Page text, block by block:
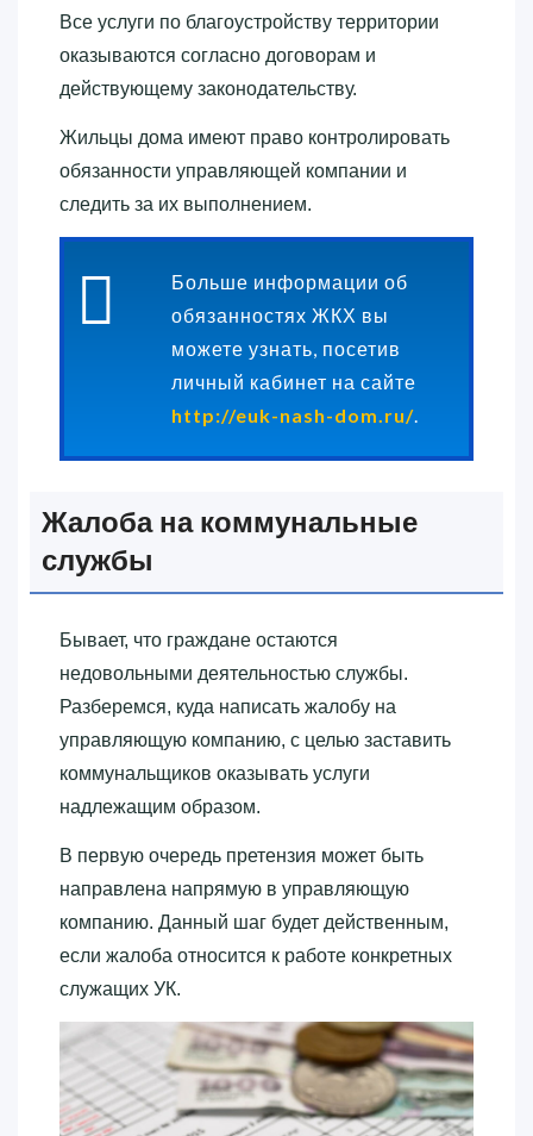
Все услуги по благоустройству территории
оказываются согласно договорам и
действующему законодательству.
Жильцы дома имеют право контролировать
обязанности управляющей компании и
следить за их выполнением.
Больше информации об
обязанностях ЖКХ вы
можете узнать, посетив
личный кабинет на сайте
http://euk-nash-dom.ru/
Жалоба на коммунальные
службы
Бывает, что граждане остаются
недовольными деятельностью службы.
Разберемся, куда написать жалобу на
управляющую компанию, с целью заставить
коммунальщиков оказывать услуги
надлежащим образом.
В первую очередь претензия может быть
направлена напрямую в управляющую
компанию. Данный шаг будет действенным,
если жалоба относится к работе конкретных
служащих УК.